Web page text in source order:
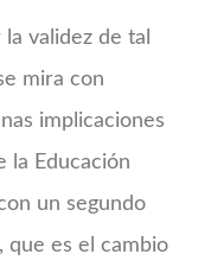
validez de tal
mira con
implicaciones
la Educación
un segundo
que es el cambio